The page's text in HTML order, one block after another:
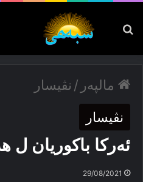
پەیدا بکە
مالپەر / نڤیسار
نڤیسار
ئەركا باكوریان ل
29/08/2021